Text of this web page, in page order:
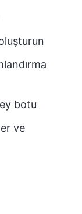
botu
ve